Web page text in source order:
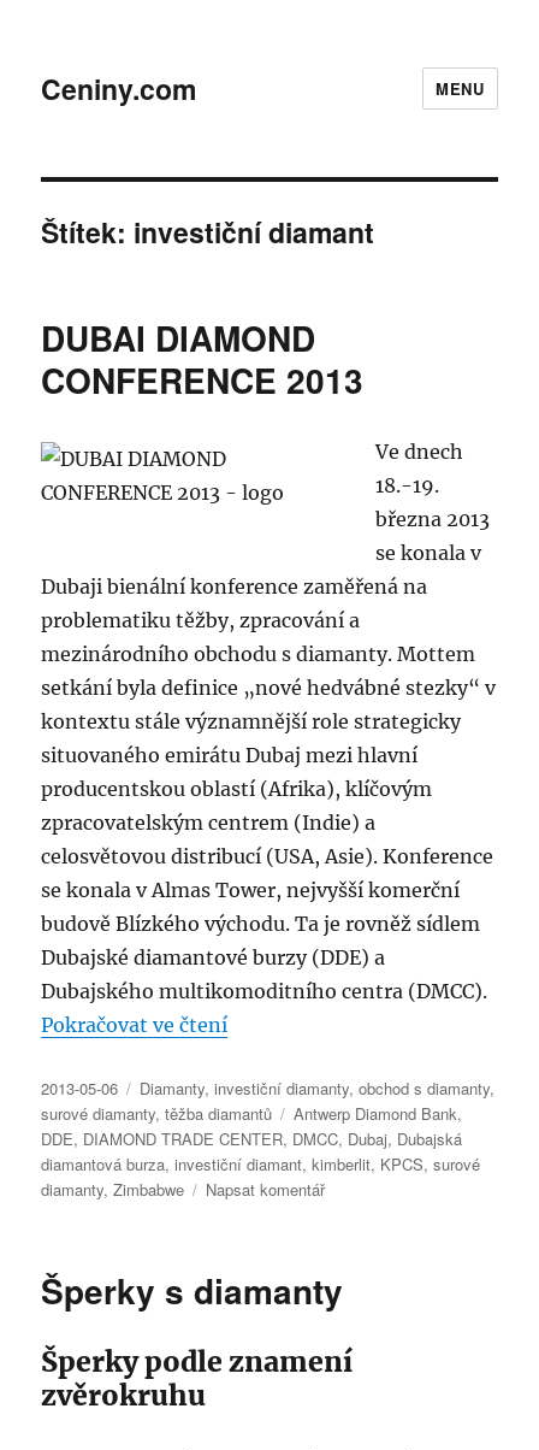
Ceniny.com MENU
Štítek: investiční diamant
DUBAI DIAMOND
CONFERENCE 2013
Ve dnech
18.-19.
března 2013
se konala v
Dubaji bienální konference zaměřená na
problematiku těžby, zpracování a
mezinárodního obchodu s diamanty. Mottem
setkání byla definice „nové hedvábné stezky“ v
kontextu stále významnější role strategicky
situovaného emirátu Dubaj mezi hlavní
producentskou oblastí (Afrika), klíčovým
zpracovatelským centrem (Indie) a
celosvětovou distribucí (USA, Asie). Konference
se konala v Almas Tower, nejvyšší komerční
budově Blízkého východu. Ta je rovněž sídlem
Dubajské diamantové burzy (DDE) a
Dubajského multikomoditního centra (DMCC).
Pokračovat ve čtení„DUBAI DIAMOND
Publikováno:
2013-05-06 Rubriky:
Diamanty,investiční diamanty,obchod s diamanty,
surové diamanty,těžba diamantů Štítky:
Antwerp Diamond Bank,
DDE, DIAMOND TRADE CENTER, DMCC, Dubaj, Dubajská
diamantová burza,investiční diamant,kimberlit, KPCS,surové
diamanty,Zimbabwe Napsat komentářpro
DUBAI
DIAMOND
2013
Šperky s diamanty
Šperky podle znamení
zvěrokruhu